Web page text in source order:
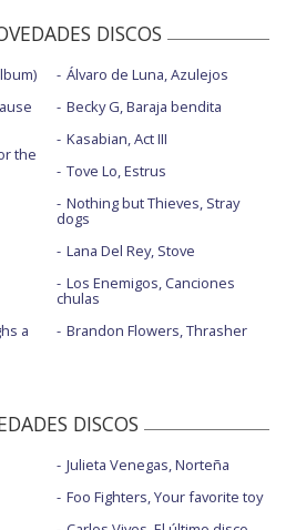
DISCOS
the
a
Álvaro de Luna, Azulejos
Becky G, Baraja bendita
Kasabian, Act III
Tove Lo, Estrus
Nothing but Thieves, Stray
dogs
Lana Del Rey, Stove
Los Enemigos, Canciones
chulas
Brandon Flowers, Thrasher
DISCOS
Julieta Venegas, Norteña
Foo Fighters, Your favorite toy